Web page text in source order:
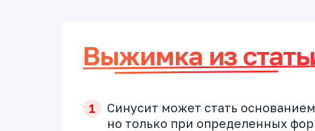
Выжимка из
Синусит может стать
но только при определенных